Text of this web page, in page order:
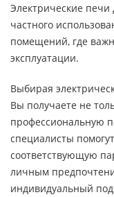
Электрические печи
частного
помещений, где
эксплуатации.
Выбирая
Вы получаете не
профессиональную
специалисты
соответствующую
личным
индивидуальный